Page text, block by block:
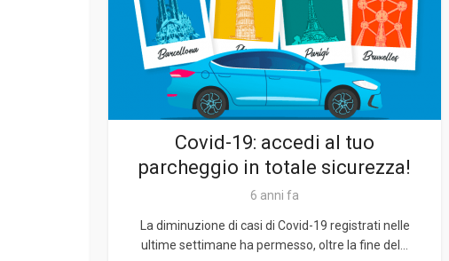
Covid-19: accedi al tuo
parcheggio in totale sicurezza!
6 anni fa
La diminuzione di casi di Covid-19 registrati nelle
ultime settimane ha permesso, oltre la fine del...